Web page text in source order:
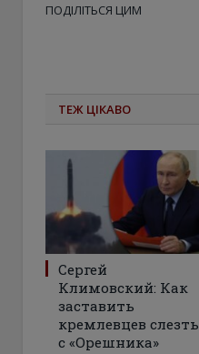
ПОДІЛІТЬСЯ ЦИМ
ТЕЖ ЦІКАВО
Сергей
Климовский: Как
заставить
кремлевцев слезть
с «Орешника»